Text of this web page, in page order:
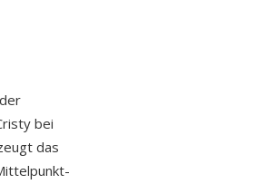
bei
das